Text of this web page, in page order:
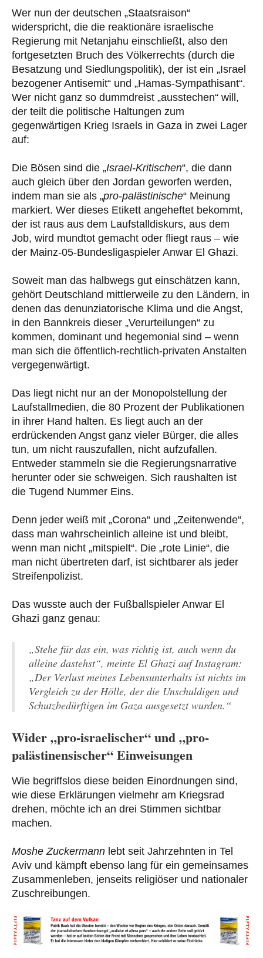
Wer nun der deutschen „Staatsraison“
widerspricht, die die reaktionäre israelische
Regierung mit Netanjahu einschließt, also den
fortgesetzten Bruch des Völkerrechts (durch die
Besatzung und Siedlungspolitik), der ist ein „Israel
bezogener Antisemit“ und „Hamas-Sympathisant“.
Wer nicht ganz so dummdreist „ausstechen“ will,
der teilt die politische Haltungen zum
gegenwärtigen Krieg Israels in Gaza in zwei Lager
auf:
Die Bösen sind die „Israel-Kritischen“, die dann
auch gleich über den Jordan geworfen werden,
indem man sie als „pro-palästinische“ Meinung
markiert. Wer dieses Etikett angeheftet bekommt,
der ist raus aus dem Laufstalldiskurs, aus dem
Job, wird mundtot gemacht oder fliegt raus – wie
der Mainz-05-Bundesligaspieler Anwar El Ghazi.
Soweit man das halbwegs gut einschätzen kann,
gehört Deutschland mittlerweile zu den Ländern, in
denen das denunziatorische Klima und die Angst,
in den Bannkreis dieser „Verurteilungen“ zu
kommen, dominant und hegemonial sind – wenn
man sich die öffentlich-rechtlich-privaten Anstalten
vergegenwärtigt.
Das liegt nicht nur an der Monopolstellung der
Laufstallmedien, die 80 Prozent der Publikationen
in ihrer Hand halten. Es liegt auch an der
erdrückenden Angst ganz vieler Bürger, die alles
tun, um nicht rauszufallen, nicht aufzufallen.
Entweder stammeln sie die Regierungsnarrative
herunter oder sie schweigen. Sich raushalten ist
die Tugend Nummer Eins.
Denn jeder weiß mit „Corona“ und „Zeitenwende“,
dass man wahrscheinlich alleine ist und bleibt,
wenn man nicht „mitspielt“. Die „rote Linie“, die
man nicht übertreten darf, ist sichtbarer als jeder
Streifenpolizist.
Das wusste auch der Fußballspieler Anwar El
Ghazi ganz genau:
„Stehe für das ein, was richtig ist, auch wenn du
alleine dastehst“, meinte El Ghazi auf Instagram:
„Der Verlust meines Lebensunterhalts ist nichts im
Vergleich zu der Hölle, der die Unschuldigen und
Schutzbedürftigen im Gaza ausgesetzt wurden.“
Wider „pro-israelischer“ und „pro-
palästinensischer“ Einweisungen
Wie begriffslos diese beiden Einordnungen sind,
wie diese Erklärungen vielmehr am Kriegsrad
drehen, möchte ich an drei Stimmen sichtbar
machen.
Moshe Zuckermann lebt seit Jahrzehnten in Tel
Aviv und kämpft ebenso lang für ein gemeinsames
Zusammenleben, jenseits religiöser und nationaler
Zuschreibungen.